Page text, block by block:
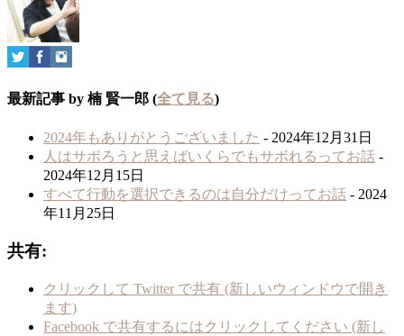
最新記事 by 楠 賢一郎 (全て見る)
2024年もありがとうございました - 2024年12月31日
人はサボろうと思えばいくらでもサボれるってお話 -
2024年12月15日
すべて行動を選択できるのは自分だけってお話 - 2024
年11月25日
共有:
クリックして Twitter で共有 (新しいウィンドウで開き
ます)
Facebook で共有するにはクリックしてください (新し